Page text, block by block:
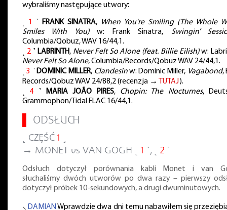
wybraliśmy następujące utwory:
1 ˺ FRANK SINATRA, When You're Smiling (The Whole
Smiles With You)w: Frank Sinatra, Swingin’
Columbia/Qobuz, WAV 16/44,1.
2˺ LABRINTH, Never Felt So Alone (feat. Billie Eilish)w:
Never Felt So Alone, Columbia/Records/Qobuz WAV 24/44,1.
˻3 ˺ DOMINIC MILLER, Clandesinw: Dominic Miller, Vagabond,
Records/Qobuz WAV 24/88,2 (recenzja → TUTAJ).
4 ˺ MARIA JOÃO PIRES, Chopin: The Nocturnes,
Grammophon/Tidal FLAC 16/44,1.
ODSŁUCH
˻ CZĘŚĆ 1
→ MONET vs VAN GOGH ˻ 1 ˺, ˻ 2 ˺
Odsłuch dotyczył porównania kabli Monet i van
słuchaliśmy dwóch utworów po dwa razy – pierwszy
dotyczył próbek 10-sekundowych, a drugi dwuminutowych.
⸜DAMIANWprawdzie dwa dni temu nabawiłem się